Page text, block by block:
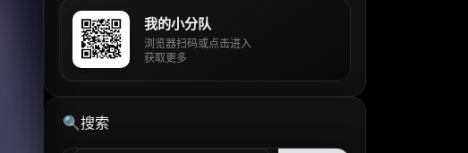
我的小分队
浏览器扫码或点击进入
获取更多
🔍搜索